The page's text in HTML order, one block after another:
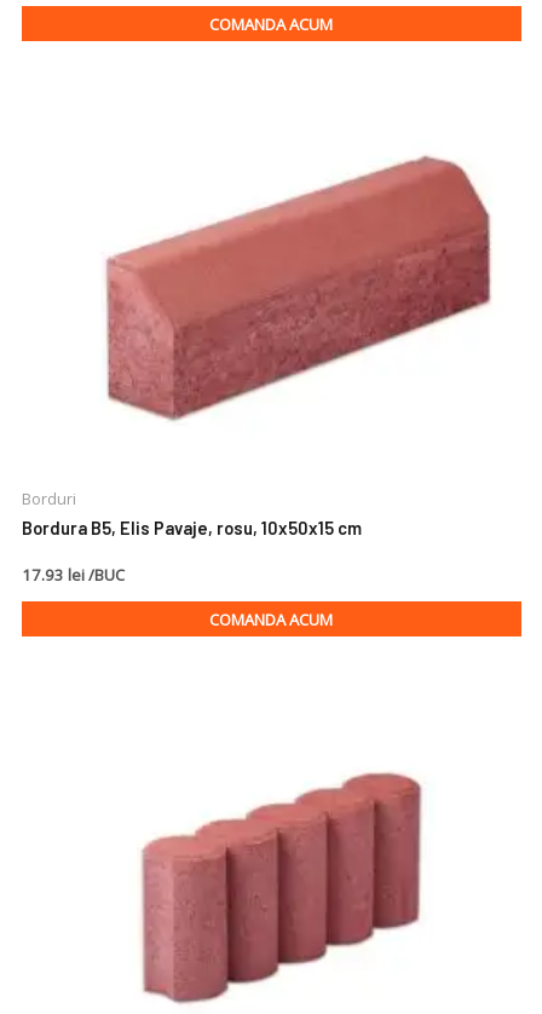
COMANDA ACUM
Borduri
Bordura B5, Elis Pavaje, rosu, 10x50x15 cm
17.93 lei /BUC
COMANDA ACUM